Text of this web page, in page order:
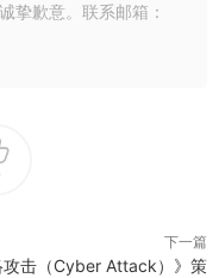
挚歉意。联系邮箱：
下一篇
攻击（Cyber Attack）》策